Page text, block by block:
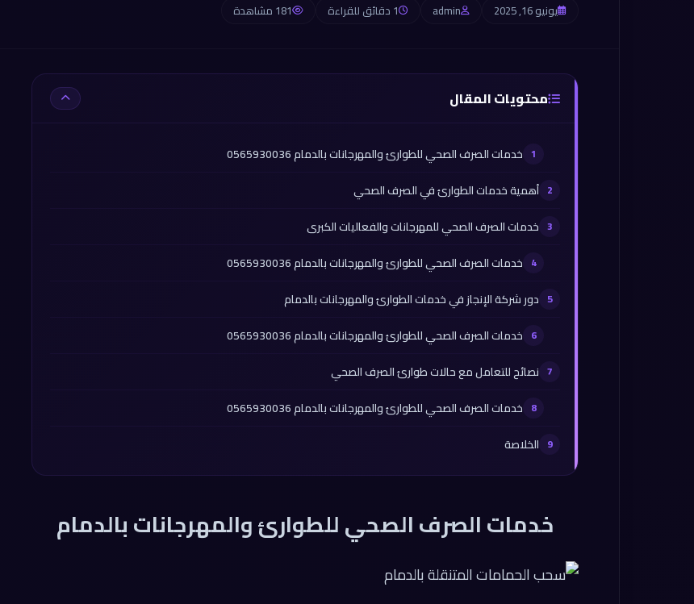
يونيو 16, 2025 admin 1 دقائق للقراءة 181 مشاهدة
محتويات المقال
خدمات الصرف الصحي للطوارئ والمهرجانات بالدمام 0565930036
أهمية خدمات الطوارئ في الصرف الصحي
خدمات الصرف الصحي للمهرجانات والفعاليات الكبرى
خدمات الصرف الصحي للطوارئ والمهرجانات بالدمام 0565930036
دور شركة الإنجاز في خدمات الطوارئ والمهرجانات بالدمام
خدمات الصرف الصحي للطوارئ والمهرجانات بالدمام 0565930036
نصائح للتعامل مع حالات طوارئ الصرف الصحي
خدمات الصرف الصحي للطوارئ والمهرجانات بالدمام 0565930036
الخلاصة
خدمات الصرف الصحي للطوارئ والمهرجانات بالدمام